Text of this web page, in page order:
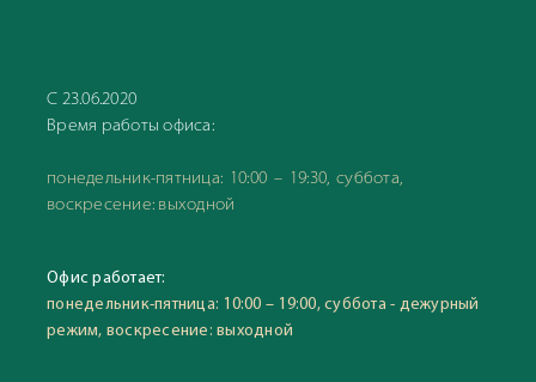
С 23.06.2020
Время работы офиса:
понедельник-пятница: 10:00 – 19:30, суббота,
воскресение: выходной
Офис работает:
понедельник-пятница: 10:00 – 19:00, суббота - дежурный
режим, воскресение: выходной